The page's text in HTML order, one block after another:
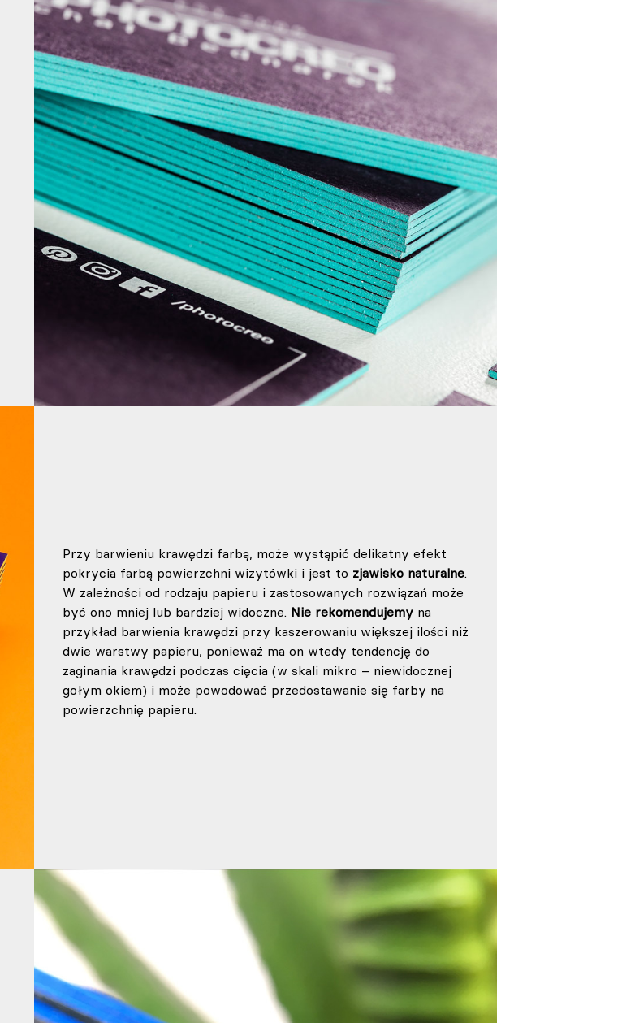
Przy barwieniu krawędzi farbą, może wystąpić delikatny efekt
pokrycia farbą powierzchni wizytówki i jest to zjawisko naturalne.
W zależności od rodzaju papieru i zastosowanych rozwiązań może
być ono mniej lub bardziej widoczne. Nie rekomendujemy na
przykład barwienia krawędzi przy kaszerowaniu większej ilości niż
dwie warstwy papieru, ponieważ ma on wtedy tendencję do
zaginania krawędzi podczas cięcia (w skali mikro – niewidocznej
gołym okiem) i może powodować przedostawanie się farby na
powierzchnię papieru.